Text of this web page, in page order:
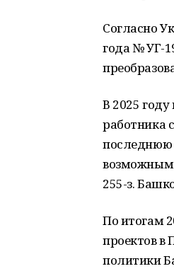
Согласно
года № УГ-
В 2025
работника
последнюю
возможным
255-з.
По итогам
проектов
политики